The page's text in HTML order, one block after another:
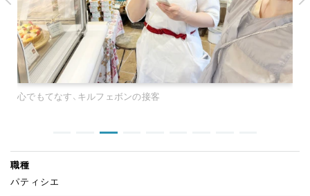
心でもてなす、キルフェボンの接客
職種
パティシエ